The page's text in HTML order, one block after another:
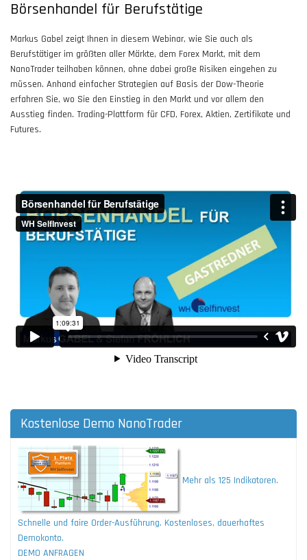
Börsenhandel für Berufstätige
Markus Gabel zeigt Ihnen in diesem Webinar, wie Sie auch als
Berufstätiger im größten aller Märkte, dem Forex Markt, mit dem
NanoTrader teilhaben können, ohne dabei große Risiken eingehen zu
müssen. Anhand einfacher Strategien auf Basis der Dow-Theorie
erfahren Sie, wo Sie den Einstieg in den Markt und vor allem den
Ausstieg finden. Trading-Plattform für CFD, Forex, Aktien, Zertifikate und
Futures.
Kostenlose Demo NanoTrader
Mehr als 125 Indikatoren.
Schnelle und faire Order-Ausführung. Kostenloses, dauerhaftes
Demokonto.
DEMO ANFRAGEN